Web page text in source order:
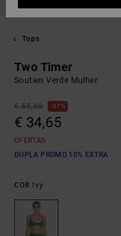
Tops
Two Timer
Soutien Verde Mulher
€ 55,00 37%
€ 34,65
OFERTAS
DUPLA PROMO 10% EXTRA
COR Ivy